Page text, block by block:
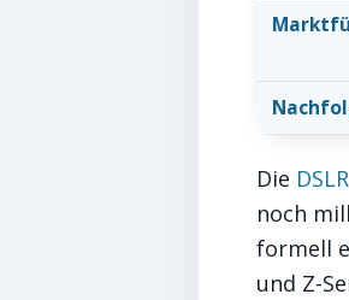
Die DSLR
noch
formell
und Z-